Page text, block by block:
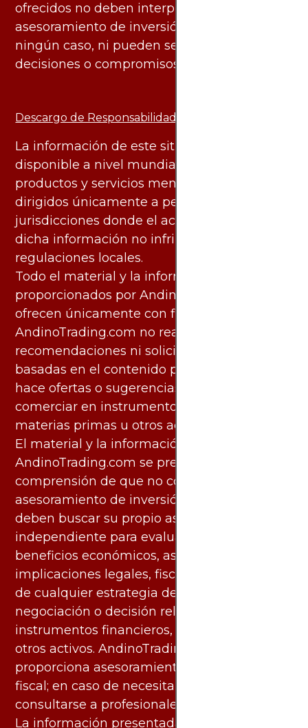
ofrecidos no deben interpretarse como
asesoramiento de inversión ni financiero en
ningún caso, ni pueden servir de base para
decisiones o compromisos de ningún tipo.
Descargo de Responsabilidad:
La información de este sitio web está
disponible a nivel mundial. Sin embargo, los
productos y servicios mencionados están
dirigidos únicamente a personas en
jurisdicciones donde el acceso y uso de
dicha información no infringe leyes o
regulaciones locales.
Todo el material y la información
proporcionados por AndinoTrading.com se
ofrecen únicamente con fines informativos.
AndinoTrading.com no realiza
recomendaciones ni solicita acciones
basadas en el contenido proporcionado, ni
hace ofertas o sugerencias para invertir o
comerciar en instrumentos financieros,
materias primas u otros activos.
El material y la información disponibles en
AndinoTrading.com se presentan con la
comprensión de que no constituyen
asesoramiento de inversión. Los usuarios
deben buscar su propio asesoramiento
independiente para evaluar los riesgos y
beneficios económicos, así como las
implicaciones legales, fiscales y contables
de cualquier estrategia de inversión,
negociación o decisión relacionada con
instrumentos financieros, materias primas u
otros activos. AndinoTrading.com no
proporciona asesoramiento legal, contable o
fiscal; en caso de necesitarlo, debe
consultarse a profesionales especializados.
La información presentada por